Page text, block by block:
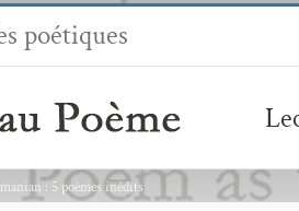
poétiques
: 5 poèmes inédits